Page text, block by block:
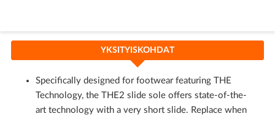
YKSITYISKOHDAT
Specifically designed for footwear featuring THE
Technology, the THE2 slide sole offers state-of-the-
art technology with a very short slide. Replace when